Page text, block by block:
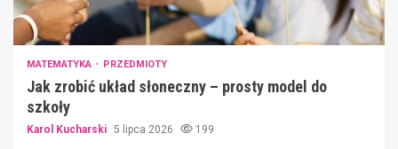
MATEMATYKA PRZEDMIOTY
Jak zrobić układ słoneczny – prosty model do
szkoły
Karol Kucharski 5 lipca 2026 199